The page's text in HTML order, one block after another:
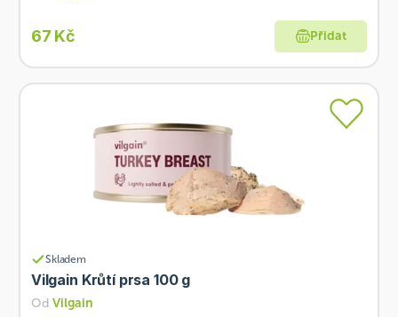
67 Kč Přidat
Skladem
Vilgain Krůtí prsa 100 g
Od Vilgain